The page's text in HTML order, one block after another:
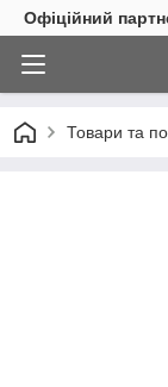
Офіційний
Товари та